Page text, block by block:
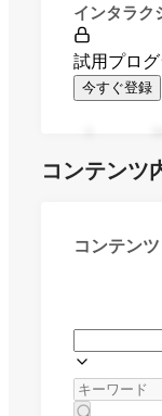
インタラク
試用プロ
今すぐ登録
コンテンツ
コンテンツ